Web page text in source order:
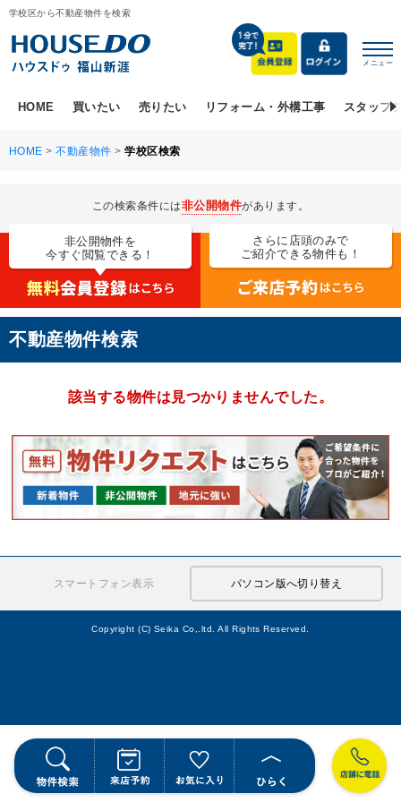
学校区から不動産物件を検索
メニュー
HOME 買いたい 売りたい リフォーム・外構工事 スタッフ
HOME >不動産物件 >学校区検索
この検索条件には非公開物件があります。
非公開物件を
今すぐ閲覧できる！
さらに店頭のみで
ご紹介できる物件も！
不動産物件検索
該当する物件は見つかりませんでした。
スマートフォン表示 パソコン版へ切り替え
Copyright (C) Seika Co,.ltd. All Rights Reserved.